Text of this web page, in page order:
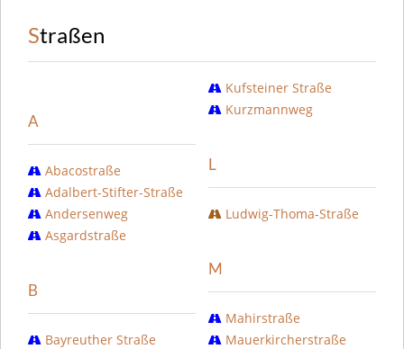
Straßen
A
Abacostraße
Adalbert-Stifter-Straße
Andersenweg
Asgardstraße
B
Bayreuther Straße
Kufsteiner Straße
Kurzmannweg
L
Ludwig-Thoma-Straße
M
Mahirstraße
Mauerkircherstraße